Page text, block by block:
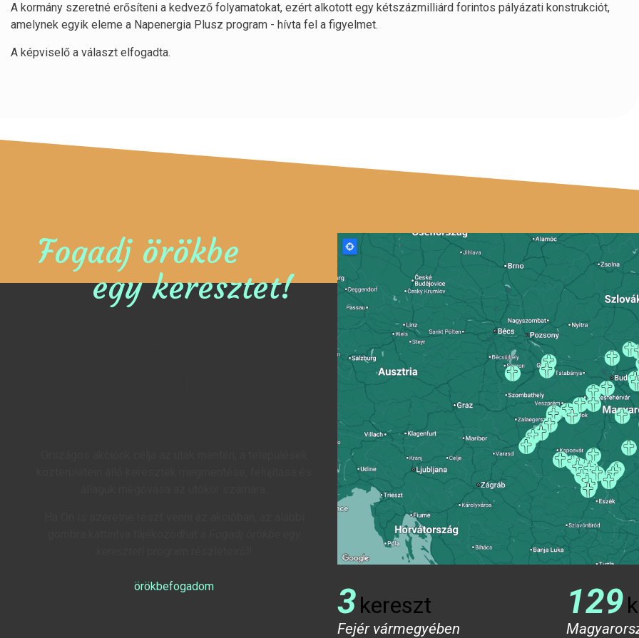
A kormány szeretné erősíteni a kedvező folyamatokat, ezért alkotott egy kétszázmilliárd forintos pályázati konstrukciót,
amelynek egyik eleme a Napenergia Plusz program - hívta fel a figyelmet.
A képviselő a választ elfogadta.
Fogadj örökbe
egy keresztet!
örökbefogadom 3kereszt
Fejér vármegyében
129